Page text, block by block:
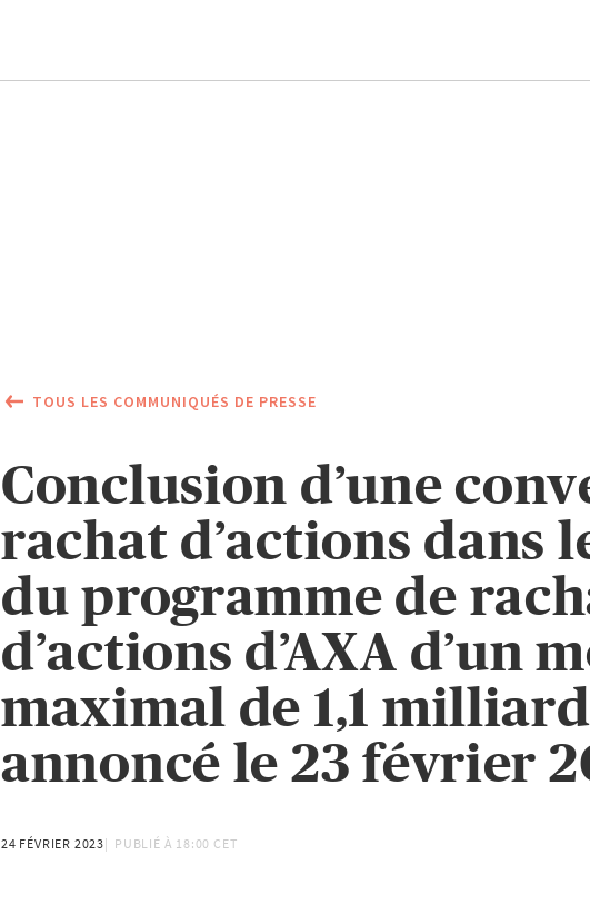
TOUS LES COMMUNIQUÉS DE PRESSE
Conclusion d’une
rachat d’actions dans
du programme de
d’actions d’AXA d’un
maximal de 1,1 milliard
annoncé le 23 février
24 FÉVRIER 2023 PUBLIÉ À 18:00 CET